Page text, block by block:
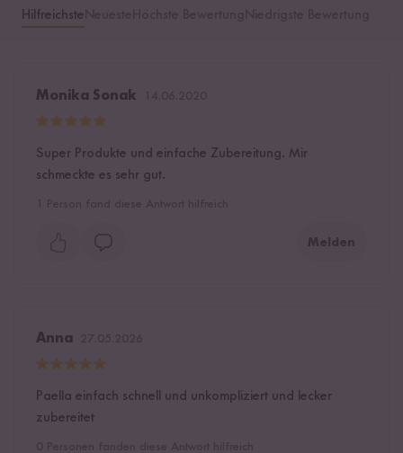
Hilfreichste
Monika Sonak
Super Produkte und einfache Zubereitung. Mir
schmeckte es sehr gut.
Melden
Anna
Paella einfach schnell und unkompliziert und lecker
zubereitet